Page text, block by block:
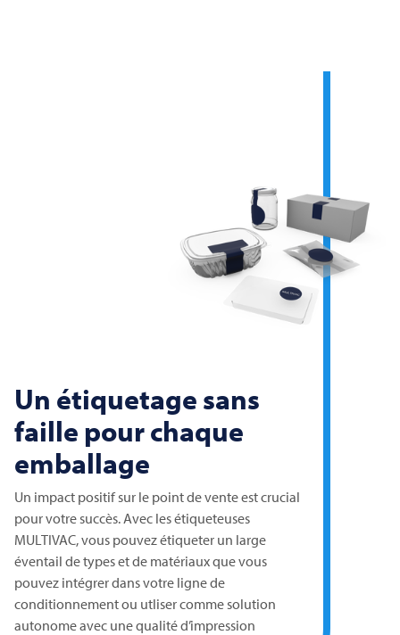
Un étiquetage sans
faille pour chaque
emballage
Un impact positif sur le point de vente est crucial
pour votre succès. Avec les étiqueteuses
MULTIVAC, vous pouvez étiqueter un large
éventail de types et de matériaux que vous
pouvez intégrer dans votre ligne de
conditionnement ou utliser comme solution
autonome avec une qualité d’impression